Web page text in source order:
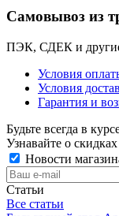
Самовывоз из
ПЭК, СДЕК и
Условия
Условия
Гарантия и
Будьте всегда в
Узнавайте о
Новости
Статьи
Все статьи